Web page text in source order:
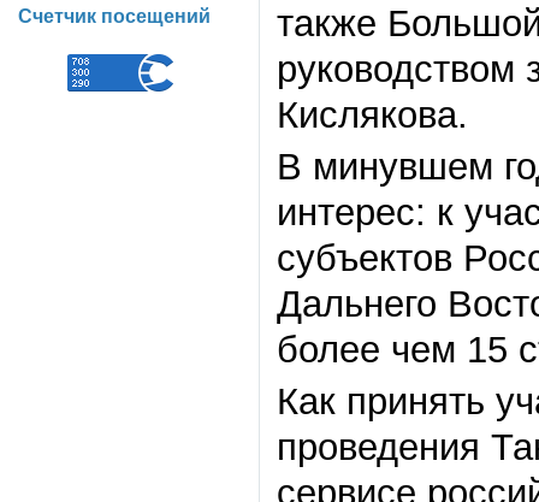
также
руководством
Кислякова.
В минувшем
интерес: к
субъектов
Дальнего
более чем 15
Как принять
проведения
сервисе
Счетчик посещений